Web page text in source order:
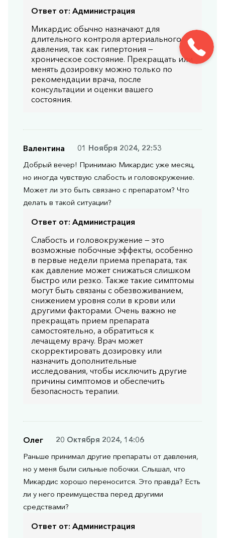
Ответ от: Администрация
Микардис обычно назначают для
длительного контроля артериального
давления, так как гипертония —
хроническое состояние. Прекращать или
менять дозировку можно только по
рекомендации врача, после
консультации и оценки вашего
состояния.
Валентина
01 Ноября 2024, 22:53
Добрый вечер! Принимаю Микардис уже месяц,
но иногда чувствую слабость и головокружение.
Может ли это быть связано с препаратом? Что
делать в такой ситуации?
Ответ от: Администрация
Слабость и головокружение — это
возможные побочные эффекты, особенно
в первые недели приема препарата, так
как давление может снижаться слишком
быстро или резко. Также такие симптомы
могут быть связаны с обезвоживанием,
снижением уровня соли в крови или
другими факторами. Очень важно не
прекращать прием препарата
самостоятельно, а обратиться к
лечащему врачу. Врач может
скорректировать дозировку или
назначить дополнительные
исследования, чтобы исключить другие
причины симптомов и обеспечить
безопасность терапии.
Олег
20 Октября 2024, 14:06
Раньше принимал другие препараты от давления,
но у меня были сильные побочки. Слышал, что
Микардис хорошо переносится. Это правда? Есть
ли у него преимущества перед другими
средствами?
Ответ от: Администрация